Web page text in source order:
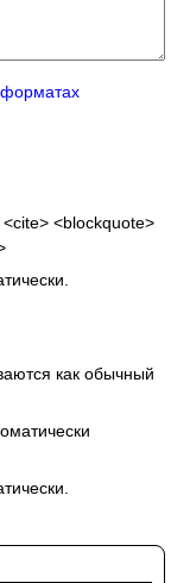
<blockquote>
как обычный